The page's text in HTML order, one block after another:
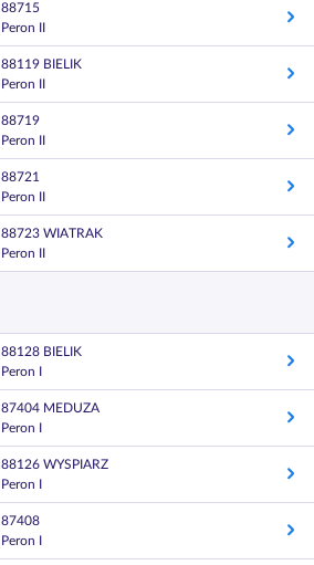
88715
Peron II
88119 BIELIK
Peron II
88719
Peron II
88721
Peron II
88723 WIATRAK
Peron II
88128 BIELIK
Peron I
87404 MEDUZA
Peron I
88126 WYSPIARZ
Peron I
87408
Peron I